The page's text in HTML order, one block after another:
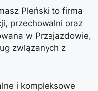
Pleński to firma
przechowalni oraz
w Przejazdowie,
związanych z
i kompleksowe